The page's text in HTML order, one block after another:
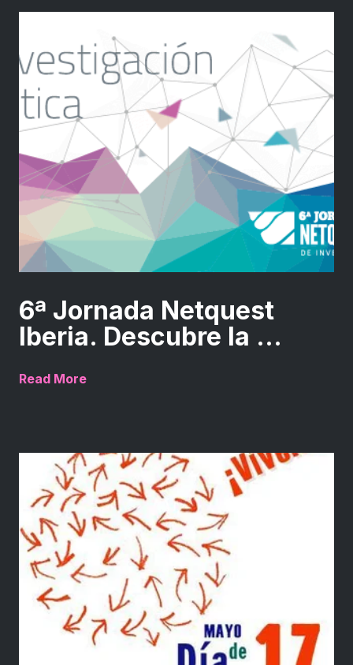
6ª Jornada Netquest
Iberia. Descubre la ...
Read More